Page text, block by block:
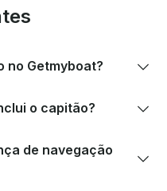
no Getmyboat?
o capitão?
de navegação